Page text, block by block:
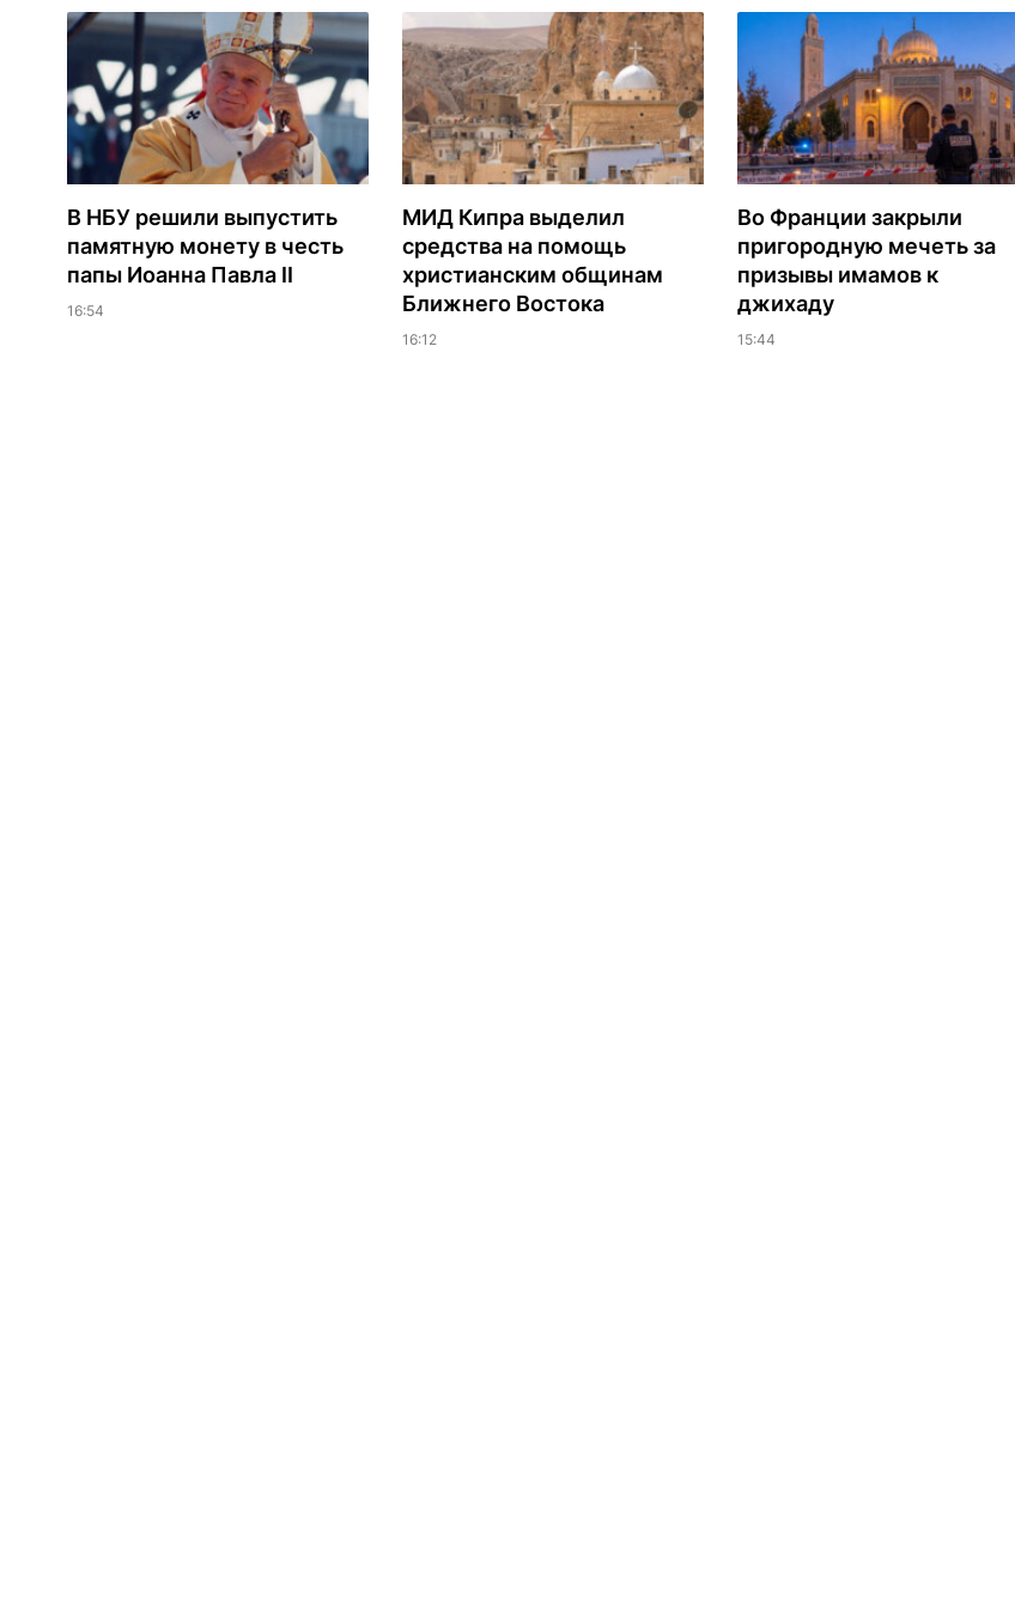
В НБУ решили выпустить
памятную монету в честь
папы Иоанна Павла II
16:54
МИД Кипра выделил
средства на помощь
христианским общинам
Ближнего Востока
16:12
Во Франции закрыли
пригородную мечеть за
призывы имамов к
джихаду
15:44